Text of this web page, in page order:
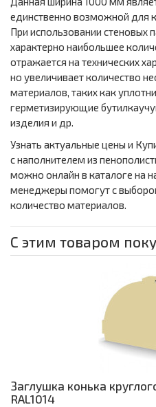
единственно возможной для
При использовании стеновых
характерно наибольшее
отражается на технических
но увеличивает количество
материалов, таких как
герметизирующие
изделия и др.
Узнать актуальные цены и
с наполнителем из
можно онлайн в каталоге на
менеджеры помогут с
количество материалов.
С этим товаром
Заглушка конька
RAL1014